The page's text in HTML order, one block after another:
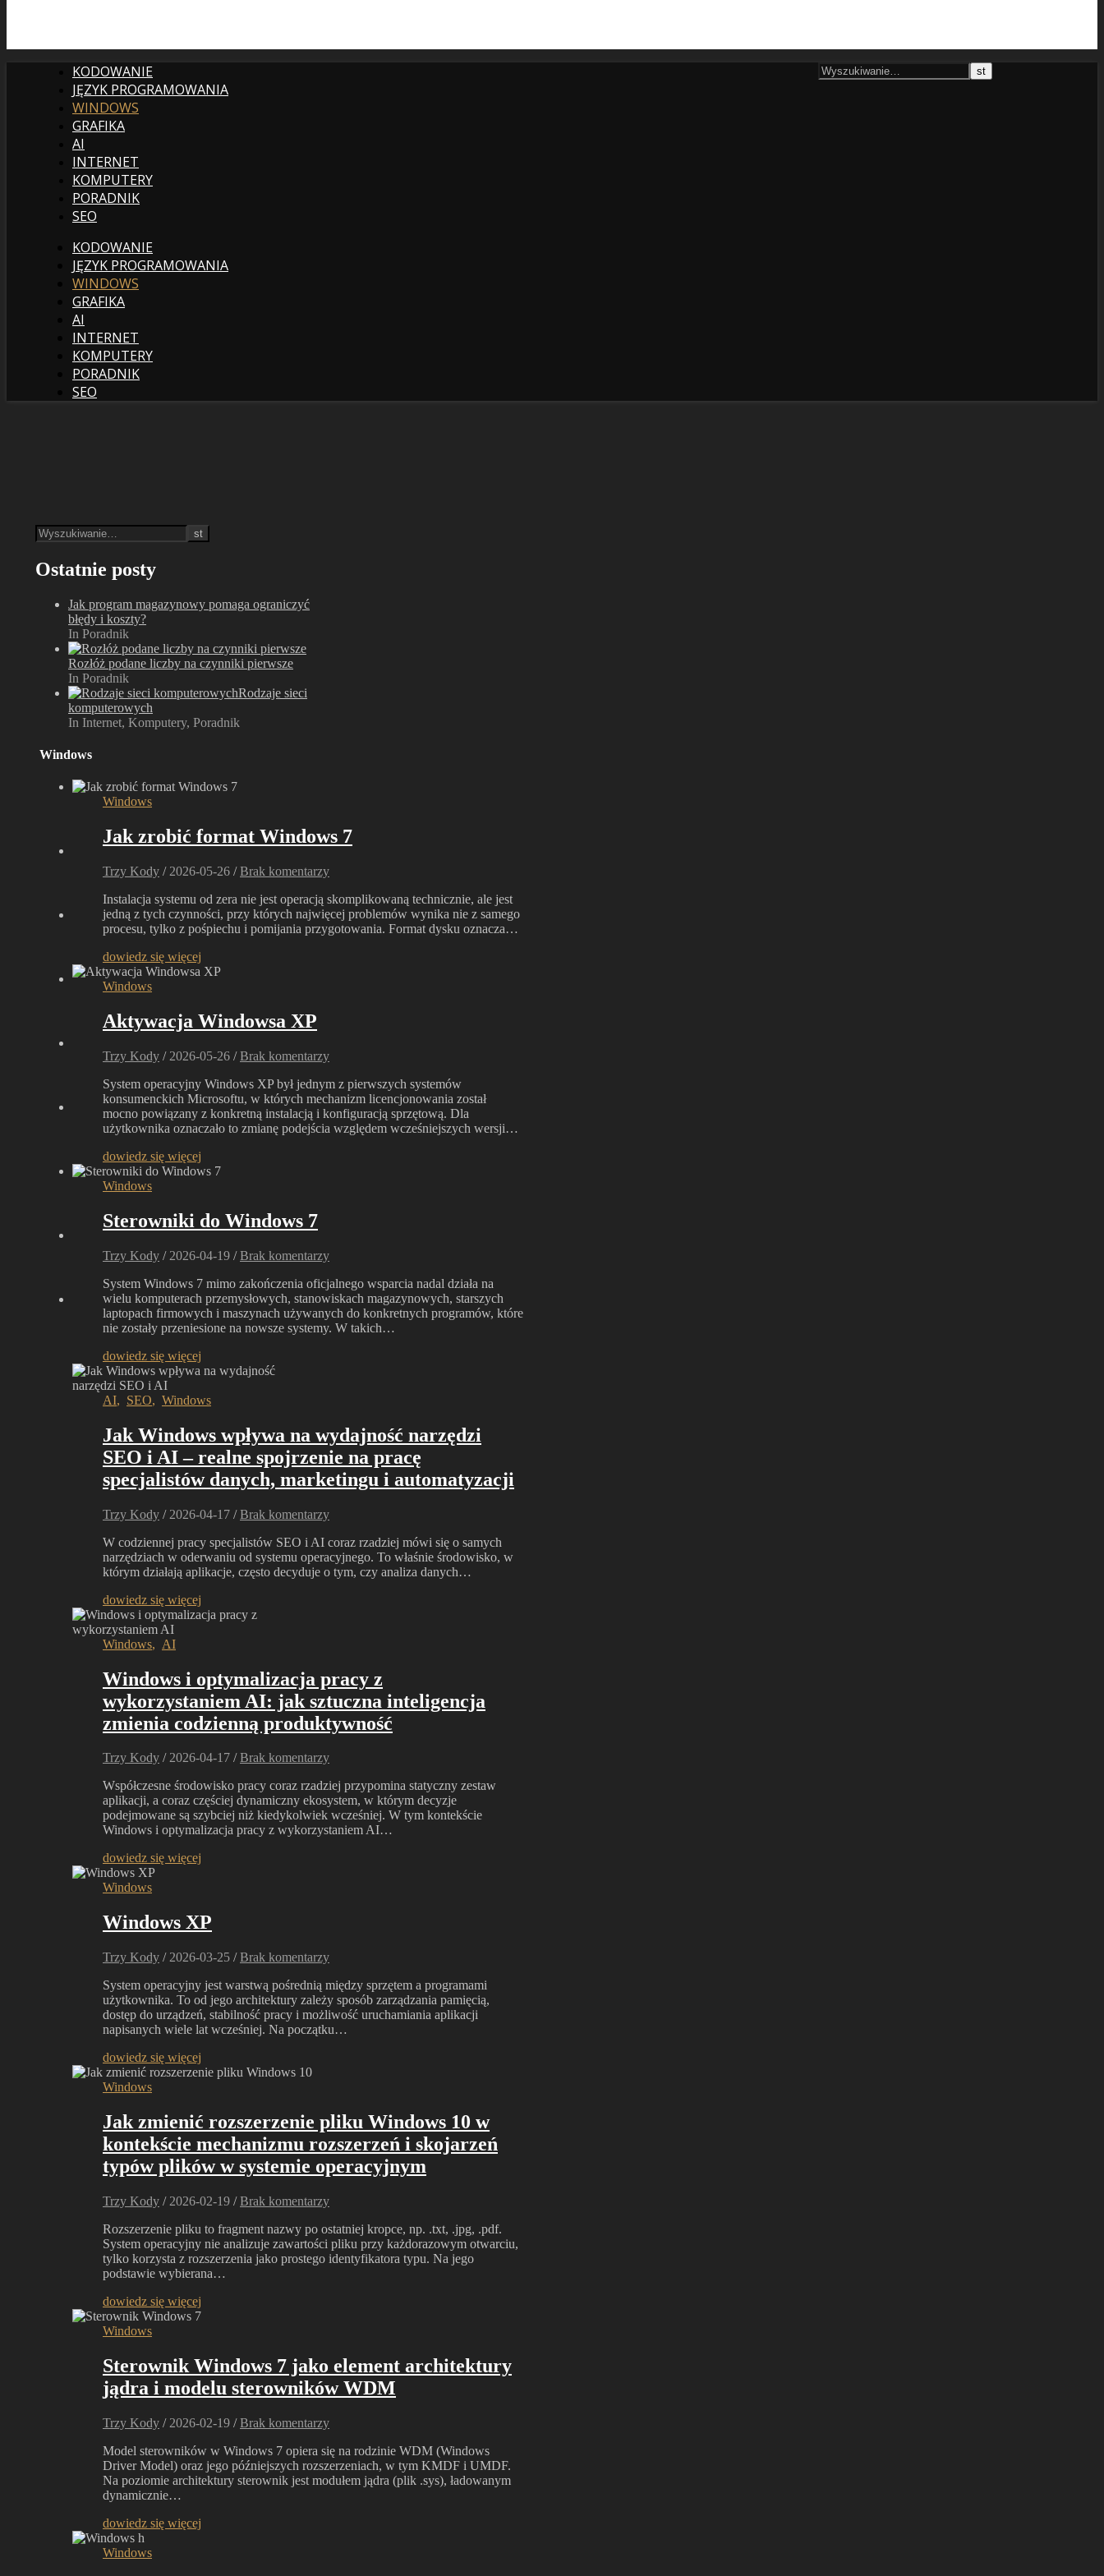
KODOWANIE
JĘZYK PROGRAMOWANIA
WINDOWS
GRAFIKA
AI
INTERNET
KOMPUTERY
PORADNIK
SEO
KODOWANIE
JĘZYK PROGRAMOWANIA
WINDOWS
GRAFIKA
AI
INTERNET
KOMPUTERY
PORADNIK
SEO
Ostatnie posty
Jak program magazynowy pomaga ograniczyć
błędy i koszty?
In Poradnik
Rozłóż podane liczby na czynniki pierwsze
In Poradnik
Rodzaje sieci
komputerowych
In Internet, Komputery, Poradnik
Windows
Windows
Jak zrobić format Windows 7
Trzy Kody / 2026-05-26 / Brak komentarzy
Instalacja systemu od zera nie jest operacją skomplikowaną technicznie, ale jest
jedną z tych czynności, przy których najwięcej problemów wynika nie z samego
procesu, tylko z pośpiechu i pomijania przygotowania. Format dysku oznacza…
dowiedz się więcej
Windows
Aktywacja Windowsa XP
Trzy Kody / 2026-05-26 / Brak komentarzy
System operacyjny Windows XP był jednym z pierwszych systemów
konsumenckich Microsoftu, w których mechanizm licencjonowania został
mocno powiązany z konkretną instalacją i konfiguracją sprzętową. Dla
użytkownika oznaczało to zmianę podejścia względem wcześniejszych wersji…
dowiedz się więcej
Windows
Sterowniki do Windows 7
Trzy Kody / 2026-04-19 / Brak komentarzy
System Windows 7 mimo zakończenia oficjalnego wsparcia nadal działa na
wielu komputerach przemysłowych, stanowiskach magazynowych, starszych
laptopach firmowych i maszynach używanych do konkretnych programów, które
nie zostały przeniesione na nowsze systemy. W takich…
dowiedz się więcej
AI, SEO, Windows
Jak Windows wpływa na wydajność narzędzi
SEO i AI – realne spojrzenie na pracę
specjalistów danych, marketingu i automatyzacji
Trzy Kody / 2026-04-17 / Brak komentarzy
W codziennej pracy specjalistów SEO i AI coraz rzadziej mówi się o samych
narzędziach w oderwaniu od systemu operacyjnego. To właśnie środowisko, w
którym działają aplikacje, często decyduje o tym, czy analiza danych…
dowiedz się więcej
Windows, AI
Windows i optymalizacja pracy z
wykorzystaniem AI: jak sztuczna inteligencja
zmienia codzienną produktywność
Trzy Kody / 2026-04-17 / Brak komentarzy
Współczesne środowisko pracy coraz rzadziej przypomina statyczny zestaw
aplikacji, a coraz częściej dynamiczny ekosystem, w którym decyzje
podejmowane są szybciej niż kiedykolwiek wcześniej. W tym kontekście
Windows i optymalizacja pracy z wykorzystaniem AI…
dowiedz się więcej
Windows
Windows XP
Trzy Kody / 2026-03-25 / Brak komentarzy
System operacyjny jest warstwą pośrednią między sprzętem a programami
użytkownika. To od jego architektury zależy sposób zarządzania pamięcią,
dostęp do urządzeń, stabilność pracy i możliwość uruchamiania aplikacji
napisanych wiele lat wcześniej. Na początku…
dowiedz się więcej
Windows
Jak zmienić rozszerzenie pliku Windows 10 w
kontekście mechanizmu rozszerzeń i skojarzeń
typów plików w systemie operacyjnym
Trzy Kody / 2026-02-19 / Brak komentarzy
Rozszerzenie pliku to fragment nazwy po ostatniej kropce, np. .txt, .jpg, .pdf.
System operacyjny nie analizuje zawartości pliku przy każdorazowym otwarciu,
tylko korzysta z rozszerzenia jako prostego identyfikatora typu. Na jego
podstawie wybierana…
dowiedz się więcej
Windows
Sterownik Windows 7 jako element architektury
jądra i modelu sterowników WDM
Trzy Kody / 2026-02-19 / Brak komentarzy
Model sterowników w Windows 7 opiera się na rodzinie WDM (Windows
Driver Model) oraz jego późniejszych rozszerzeniach, w tym KMDF i UMDF.
Na poziomie architektury sterownik jest modułem jądra (plik .sys), ładowanym
dynamicznie…
dowiedz się więcej
Windows